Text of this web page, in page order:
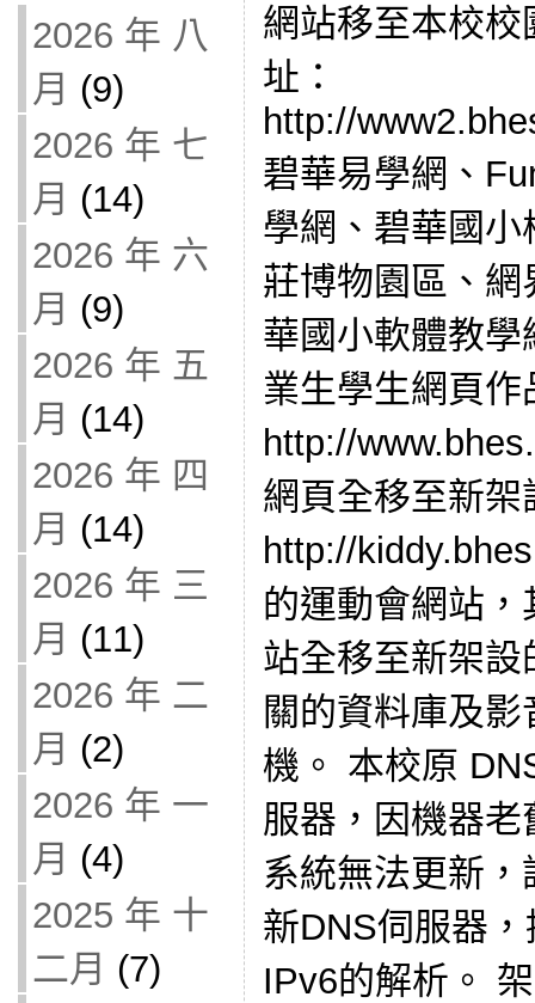
2026 年 八
月 (9)
2026 年 七
月 (14)
2026 年 六
月 (9)
2026 年 五
月 (14)
2026 年 四
月 (14)
2026 年 三
月 (11)
2026 年 二
月 (2)
2026 年 一
月 (4)
2025 年 十
二月 (7)
網站移至本校
址：
http://
碧華易學網、
學網、碧華國
莊博物園區、
華國小軟體教
業生學生網頁作
http://
網頁全移至新
http://
的運動會網站
站全移至新架
關的資料庫及
機。 本校原
服器，因機器
系統無法更新
新DNS伺服器
IPv6的解析。